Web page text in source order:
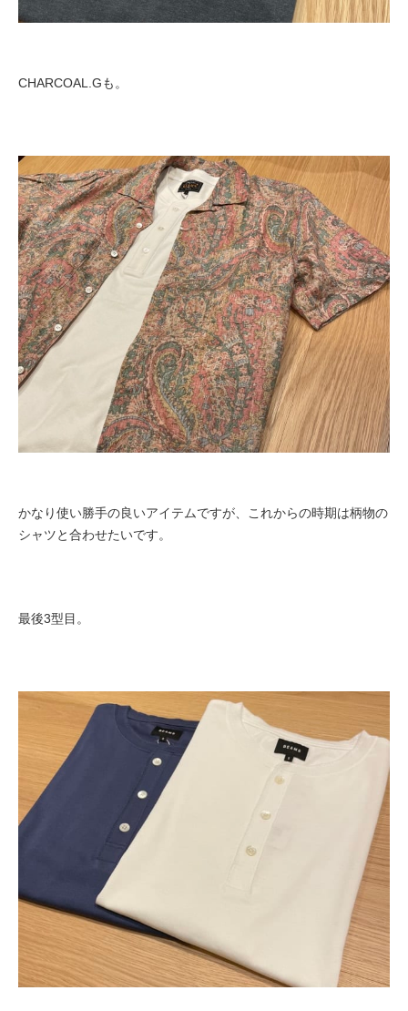
CHARCOAL.Gも。
かなり使い勝手の良いアイテムですが、これからの時期は柄物の
シャツと合わせたいです。
最後3型目。